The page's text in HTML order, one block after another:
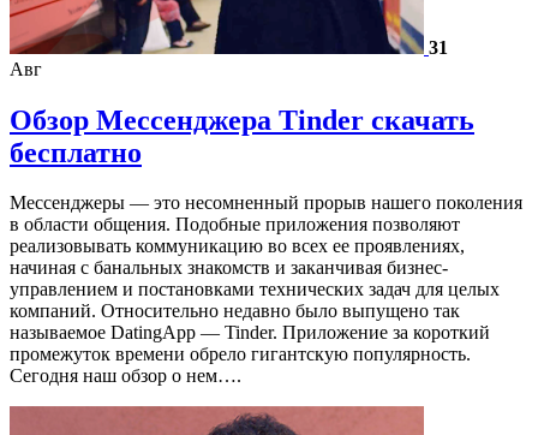
31
Авг
Обзор Мессенджера Tinder скачать
бесплатно
Мессенджеры — это несомненный прорыв нашего поколения
в области общения. Подобные приложения позволяют
реализовывать коммуникацию во всех ее проявлениях,
начиная с банальных знакомств и заканчивая бизнес-
управлением и постановками технических задач для целых
компаний. Относительно недавно было выпущено так
называемое DatingApp — Tinder. Приложение за короткий
промежуток времени обрело гигантскую популярность.
Сегодня наш обзор о нем….